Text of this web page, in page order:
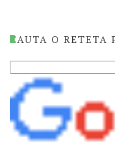
CAUTA O RETETA